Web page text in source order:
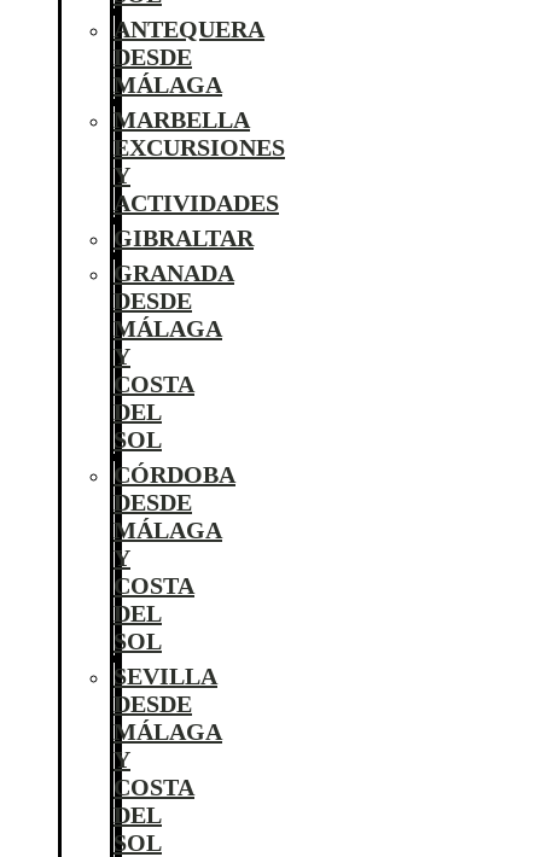
ANTEQUERA
DESDE
MÁLAGA
MARBELLA
EXCURSIONES
Y
ACTIVIDADES
GIBRALTAR
GRANADA
DESDE
MÁLAGA
Y
COSTA
DEL
SOL
CÓRDOBA
DESDE
MÁLAGA
Y
COSTA
DEL
SOL
SEVILLA
DESDE
MÁLAGA
Y
COSTA
DEL
SOL